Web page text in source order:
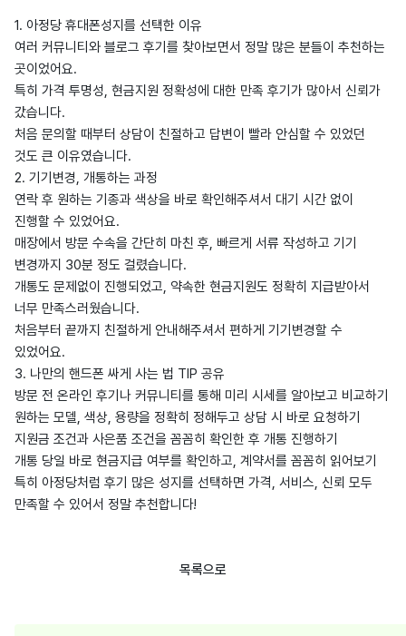
1. 아정당 휴대폰성지를 선택한 이유
여러 커뮤니티와 블로그 후기를 찾아보면서 정말 많은 분들이 추천하는
곳이었어요.
특히 가격 투명성, 현금지원 정확성에 대한 만족 후기가 많아서 신뢰가
갔습니다.
처음 문의할 때부터 상담이 친절하고 답변이 빨라 안심할 수 있었던
것도 큰 이유였습니다.
2. 기기변경, 개통하는 과정
연락 후 원하는 기종과 색상을 바로 확인해주셔서 대기 시간 없이
진행할 수 있었어요.
매장에서 방문 수속을 간단히 마친 후, 빠르게 서류 작성하고 기기
변경까지 30분 정도 걸렸습니다.
개통도 문제없이 진행되었고, 약속한 현금지원도 정확히 지급받아서
너무 만족스러웠습니다.
처음부터 끝까지 친절하게 안내해주셔서 편하게 기기변경할 수
있었어요.
3. 나만의 핸드폰 싸게 사는 법 TIP 공유
방문 전 온라인 후기나 커뮤니티를 통해 미리 시세를 알아보고 비교하기
원하는 모델, 색상, 용량을 정확히 정해두고 상담 시 바로 요청하기
지원금 조건과 사은품 조건을 꼼꼼히 확인한 후 개통 진행하기
개통 당일 바로 현금지급 여부를 확인하고, 계약서를 꼼꼼히 읽어보기
특히 아정당처럼 후기 많은 성지를 선택하면 가격, 서비스, 신뢰 모두
만족할 수 있어서 정말 추천합니다!
목록으로